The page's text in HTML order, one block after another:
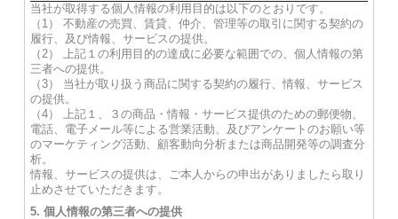
当社が取得する個人情報の利用目的は以下のとおりです。
（1） 不動産の売買、賃貸、仲介、管理等の取引に関する契約の
履行、及び情報、サービスの提供。
（2） 上記１の利用目的の達成に必要な範囲での、個人情報の第
三者への提供。
（3） 当社が取り扱う商品に関する契約の履行、情報、サービス
の提供。
（4） 上記１、３の商品・情報・サービス提供のための郵便物、
電話、電子メール等による営業活動、及びアンケートのお願い等
のマーケティング活動、顧客動向分析または商品開発等の調査分
析。
情報、サービスの提供は、ご本人からの申出がありましたら取り
止めさせていただきます。
5. 個人情報の第三者への提供